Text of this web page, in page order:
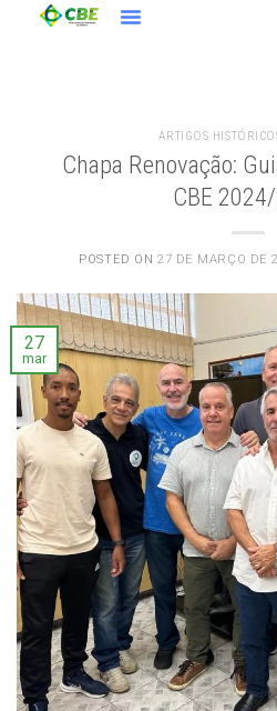
ARTIGOS
Chapa Renovação:
CBE
POSTED ON 27 DE MARÇO DE
27
mar